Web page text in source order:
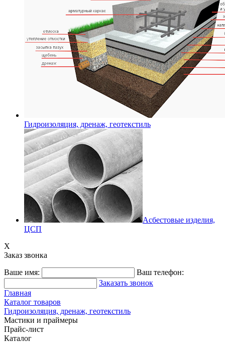
Гидроизоляция, дренаж, геотекстиль
Асбестовые изделия,
ЦСП
X
Заказ звонка
Ваше имя:
Ваш телефон:
Заказать звонок
Главная
Каталог товаров
Гидроизоляция, дренаж, геотекстиль
Мастики и праймеры
Прайс-лист
Каталог